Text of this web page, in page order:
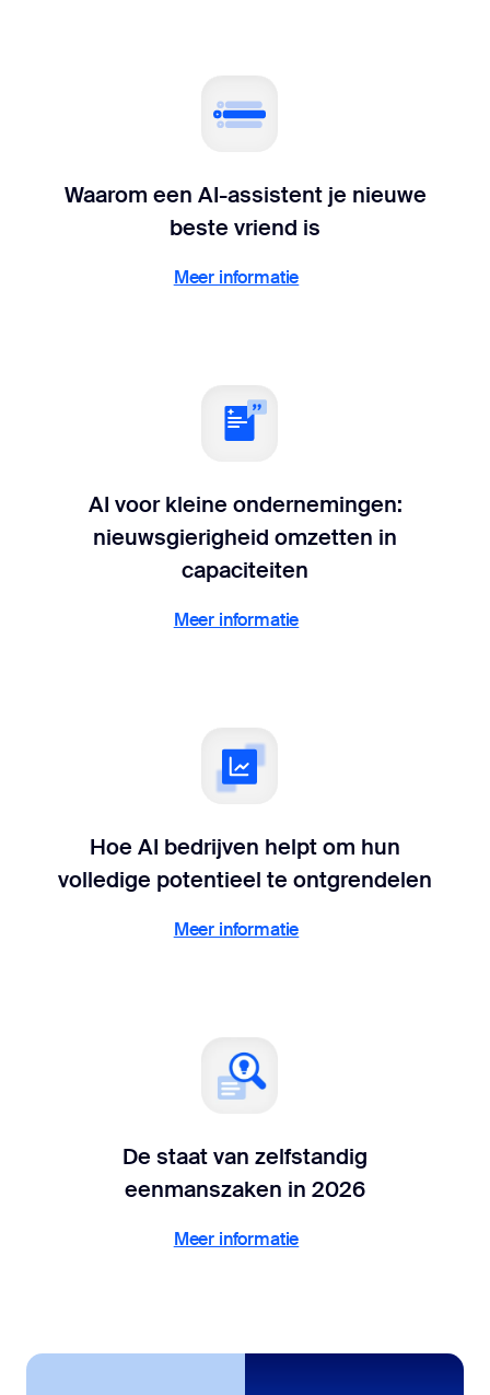
Waarom een AI-assistent je nieuwe
beste vriend is
Meer informatie
AI voor kleine ondernemingen:
nieuwsgierigheid omzetten in
capaciteiten
Meer informatie
Hoe AI bedrijven helpt om hun
volledige potentieel te ontgrendelen
Meer informatie
De staat van zelfstandig
eenmanszaken in 2026
Meer informatie